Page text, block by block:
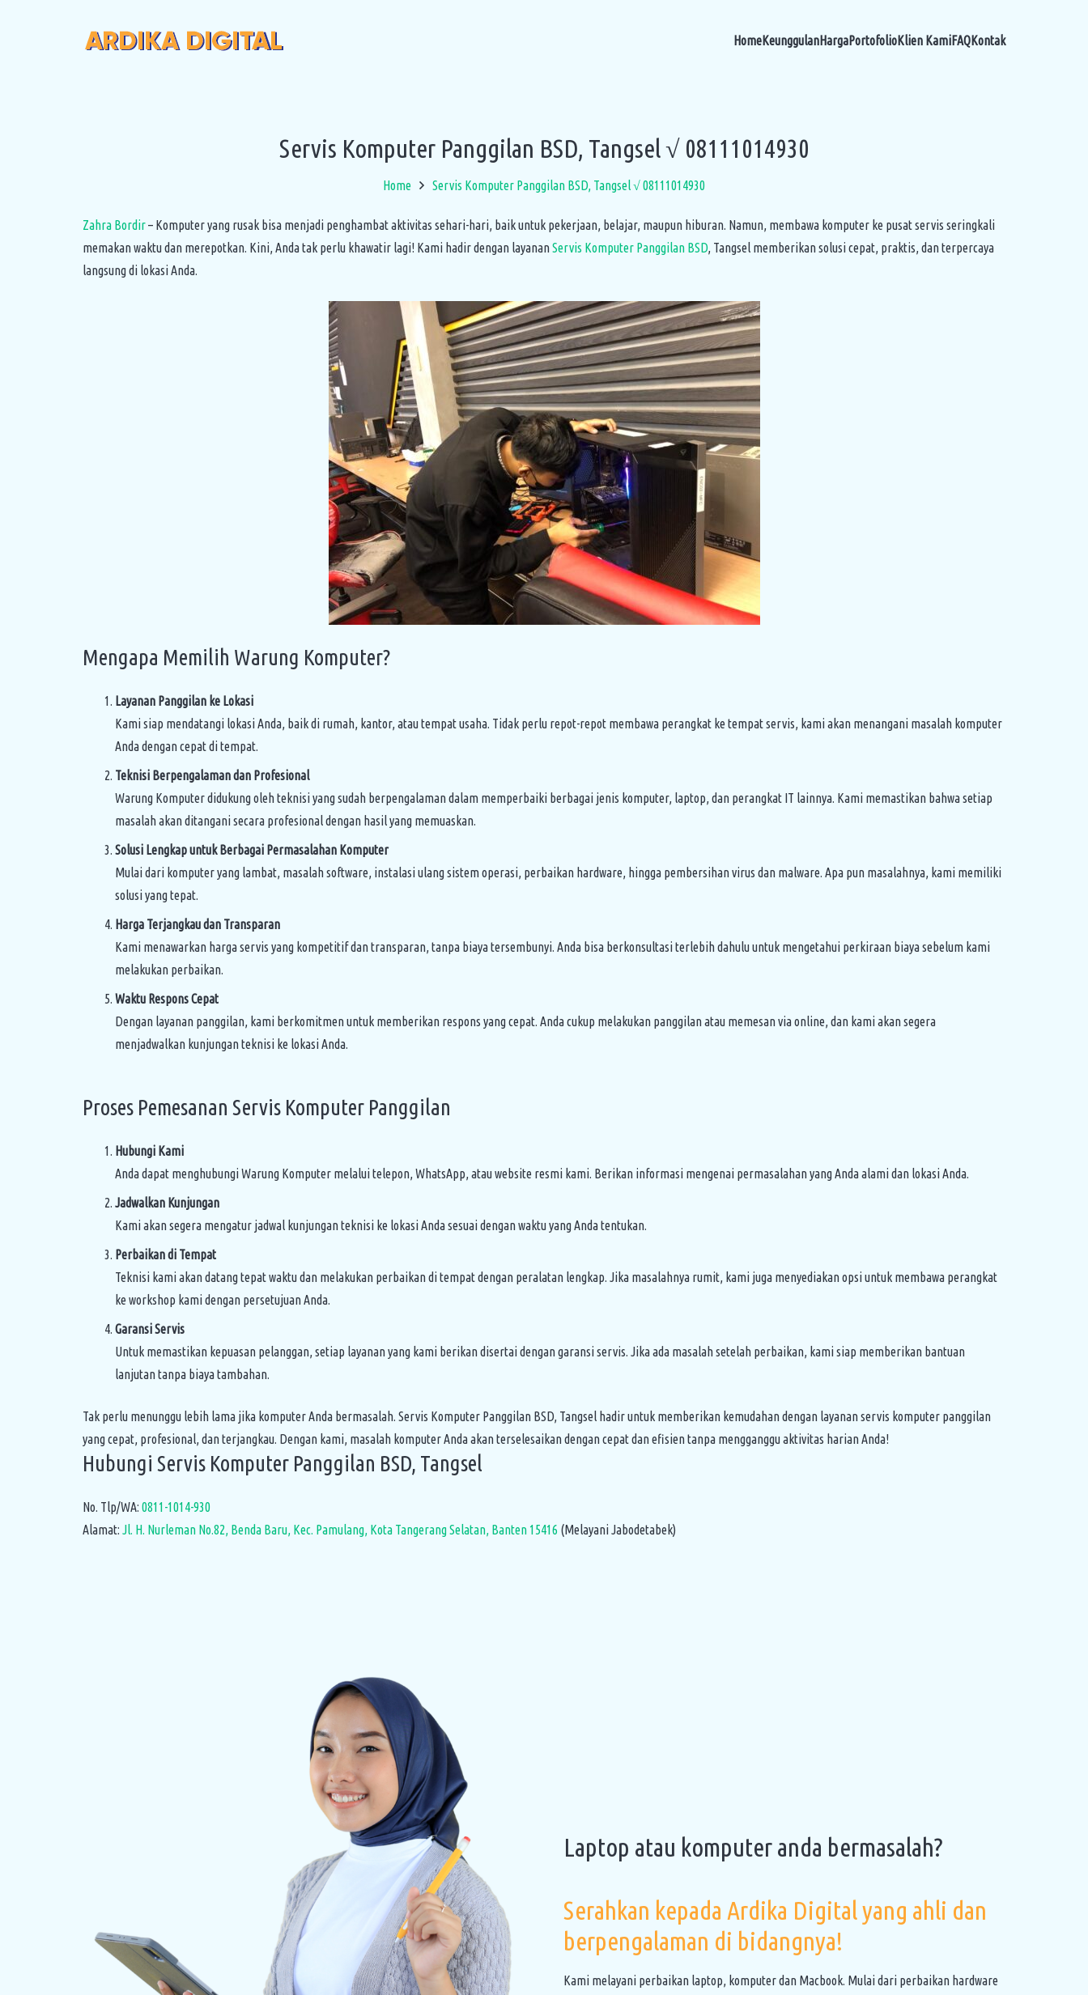
HomeKeunggulanHargaPortofolioKlien KamiFAQKontak
Servis Komputer Panggilan BSD, Tangsel √ 08111014930
Home Servis Komputer Panggilan BSD, Tangsel √ 08111014930
Zahra Bordir– Komputer yang rusak bisa menjadi penghambat aktivitas sehari-hari, baik untuk pekerjaan, belajar, maupun hiburan. Namun, membawa komputer ke pusat servis seringkali
memakan waktu dan merepotkan. Kini, Anda tak perlu khawatir lagi! Kami hadir dengan layananServis Komputer Panggilan BSD, Tangsel memberikan solusi cepat, praktis, dan terpercaya
langsung di lokasi Anda.
Mengapa Memilih Warung Komputer?
Layanan Panggilan ke Lokasi
Kami siap mendatangi lokasi Anda, baik di rumah, kantor, atau tempat usaha. Tidak perlu repot-repot membawa perangkat ke tempat servis, kami akan menangani masalah komputer
Anda dengan cepat di tempat.
Teknisi Berpengalaman dan Profesional
Warung Komputer didukung oleh teknisi yang sudah berpengalaman dalam memperbaiki berbagai jenis komputer, laptop, dan perangkat IT lainnya. Kami memastikan bahwa setiap
masalah akan ditangani secara profesional dengan hasil yang memuaskan.
Solusi Lengkap untuk Berbagai Permasalahan Komputer
Mulai dari komputer yang lambat, masalah software, instalasi ulang sistem operasi, perbaikan hardware, hingga pembersihan virus dan malware. Apa pun masalahnya, kami memiliki
solusi yang tepat.
Harga Terjangkau dan Transparan
Kami menawarkan harga servis yang kompetitif dan transparan, tanpa biaya tersembunyi. Anda bisa berkonsultasi terlebih dahulu untuk mengetahui perkiraan biaya sebelum kami
melakukan perbaikan.
Waktu Respons Cepat
Dengan layanan panggilan, kami berkomitmen untuk memberikan respons yang cepat. Anda cukup melakukan panggilan atau memesan via online, dan kami akan segera
menjadwalkan kunjungan teknisi ke lokasi Anda.
Proses Pemesanan Servis Komputer Panggilan
Hubungi Kami
Anda dapat menghubungi Warung Komputer melalui telepon, WhatsApp, atau website resmi kami. Berikan informasi mengenai permasalahan yang Anda alami dan lokasi Anda.
Jadwalkan Kunjungan
Kami akan segera mengatur jadwal kunjungan teknisi ke lokasi Anda sesuai dengan waktu yang Anda tentukan.
Perbaikan di Tempat
Teknisi kami akan datang tepat waktu dan melakukan perbaikan di tempat dengan peralatan lengkap. Jika masalahnya rumit, kami juga menyediakan opsi untuk membawa perangkat
ke workshop kami dengan persetujuan Anda.
Garansi Servis
Untuk memastikan kepuasan pelanggan, setiap layanan yang kami berikan disertai dengan garansi servis. Jika ada masalah setelah perbaikan, kami siap memberikan bantuan
lanjutan tanpa biaya tambahan.
Tak perlu menunggu lebih lama jika komputer Anda bermasalah. Servis Komputer Panggilan BSD, Tangsel hadir untuk memberikan kemudahan dengan layanan servis komputer panggilan
yang cepat, profesional, dan terjangkau. Dengan kami, masalah komputer Anda akan terselesaikan dengan cepat dan efisien tanpa mengganggu aktivitas harian Anda!
Hubungi Servis Komputer Panggilan BSD, Tangsel
No. Tlp/WA: 0811-1014-930
Alamat: Jl. H. Nurleman No.82, Benda Baru, Kec. Pamulang, Kota Tangerang Selatan, Banten 15416 (Melayani Jabodetabek)
Laptop atau komputer anda bermasalah?
Serahkan kepada Ardika Digital yang ahli dan
berpengalaman di bidangnya!
Kami melayani perbaikan laptop, komputer dan Macbook. Mulai dari perbaikan hardware